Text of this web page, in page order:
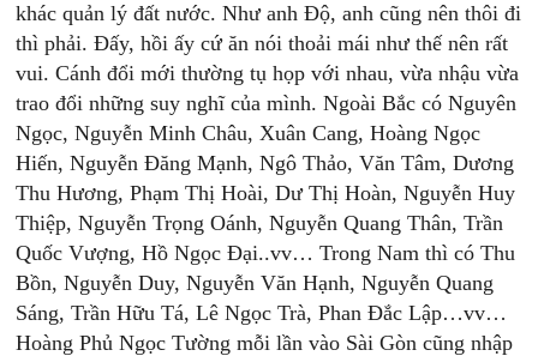
khác quản lý đất nước. Như anh Độ, anh cũng nên thôi đi
thì phải. Đấy, hồi ấy cứ ăn nói thoải mái như thế nên rất
vui. Cánh đổi mới thường tụ họp với nhau, vừa nhậu vừa
trao đổi những suy nghĩ của mình. Ngoài Bắc có Nguyên
Ngọc, Nguyễn Minh Châu, Xuân Cang, Hoàng Ngọc
Hiến, Nguyễn Đăng Mạnh, Ngô Thảo, Văn Tâm, Dương
Thu Hương, Phạm Thị Hoài, Dư Thị Hoàn, Nguyễn Huy
Thiệp, Nguyễn Trọng Oánh, Nguyễn Quang Thân, Trần
Quốc Vượng, Hồ Ngọc Đại..vv… Trong Nam thì có Thu
Bồn, Nguyễn Duy, Nguyễn Văn Hạnh, Nguyễn Quang
Sáng, Trần Hữu Tá, Lê Ngọc Trà, Phan Đắc Lập…vv…
Hoàng Phủ Ngọc Tường mỗi lần vào Sài Gòn cũng nhập